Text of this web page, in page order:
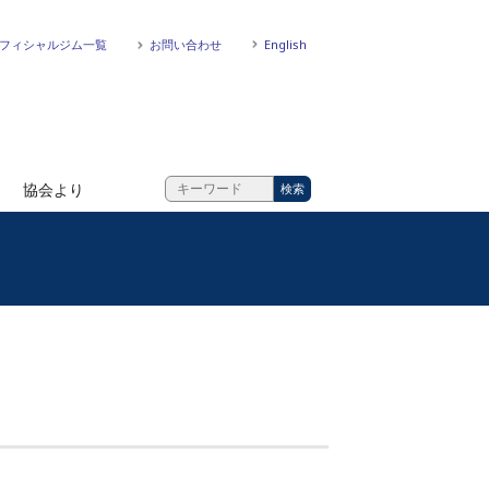
ィシャルジム一覧 お問い合わせ English
協会より